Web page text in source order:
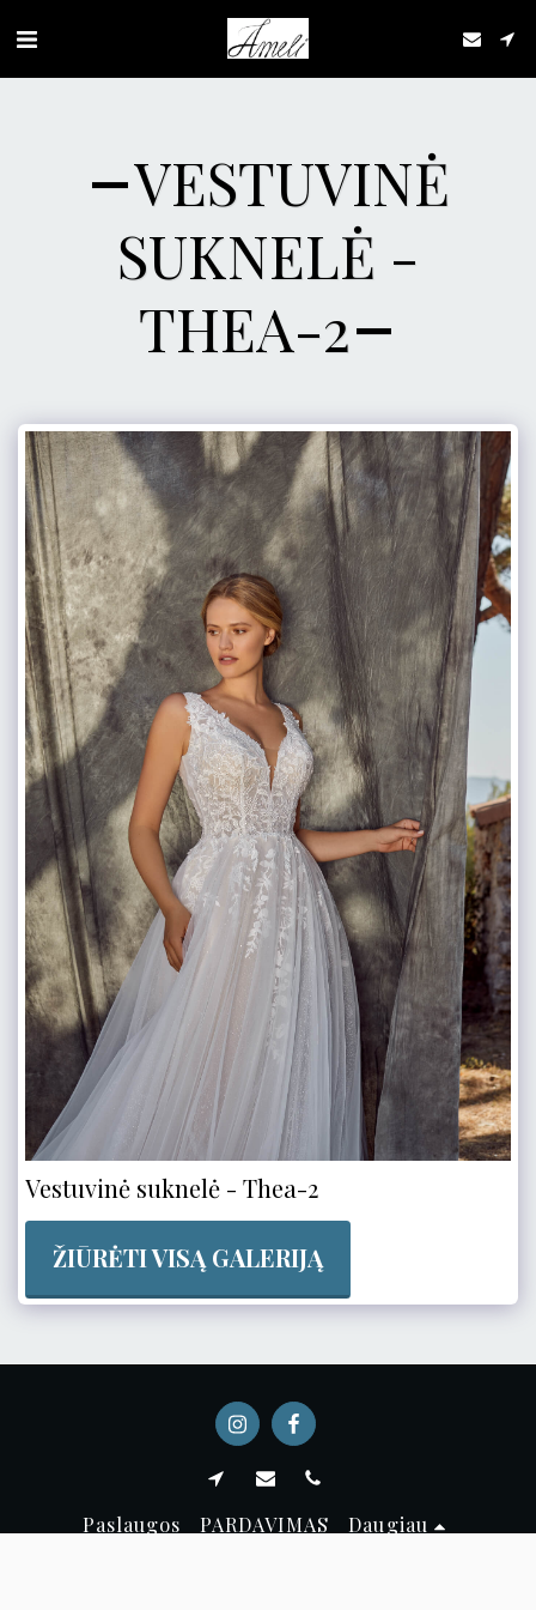
VESTUVINĖ
SUKNELĖ -
THEA-2
Vestuvinė suknelė - Thea-2
ŽIŪRĖTI VISĄ GALERIJĄ
Paslaugos PARDAVIMAS
Daugiau